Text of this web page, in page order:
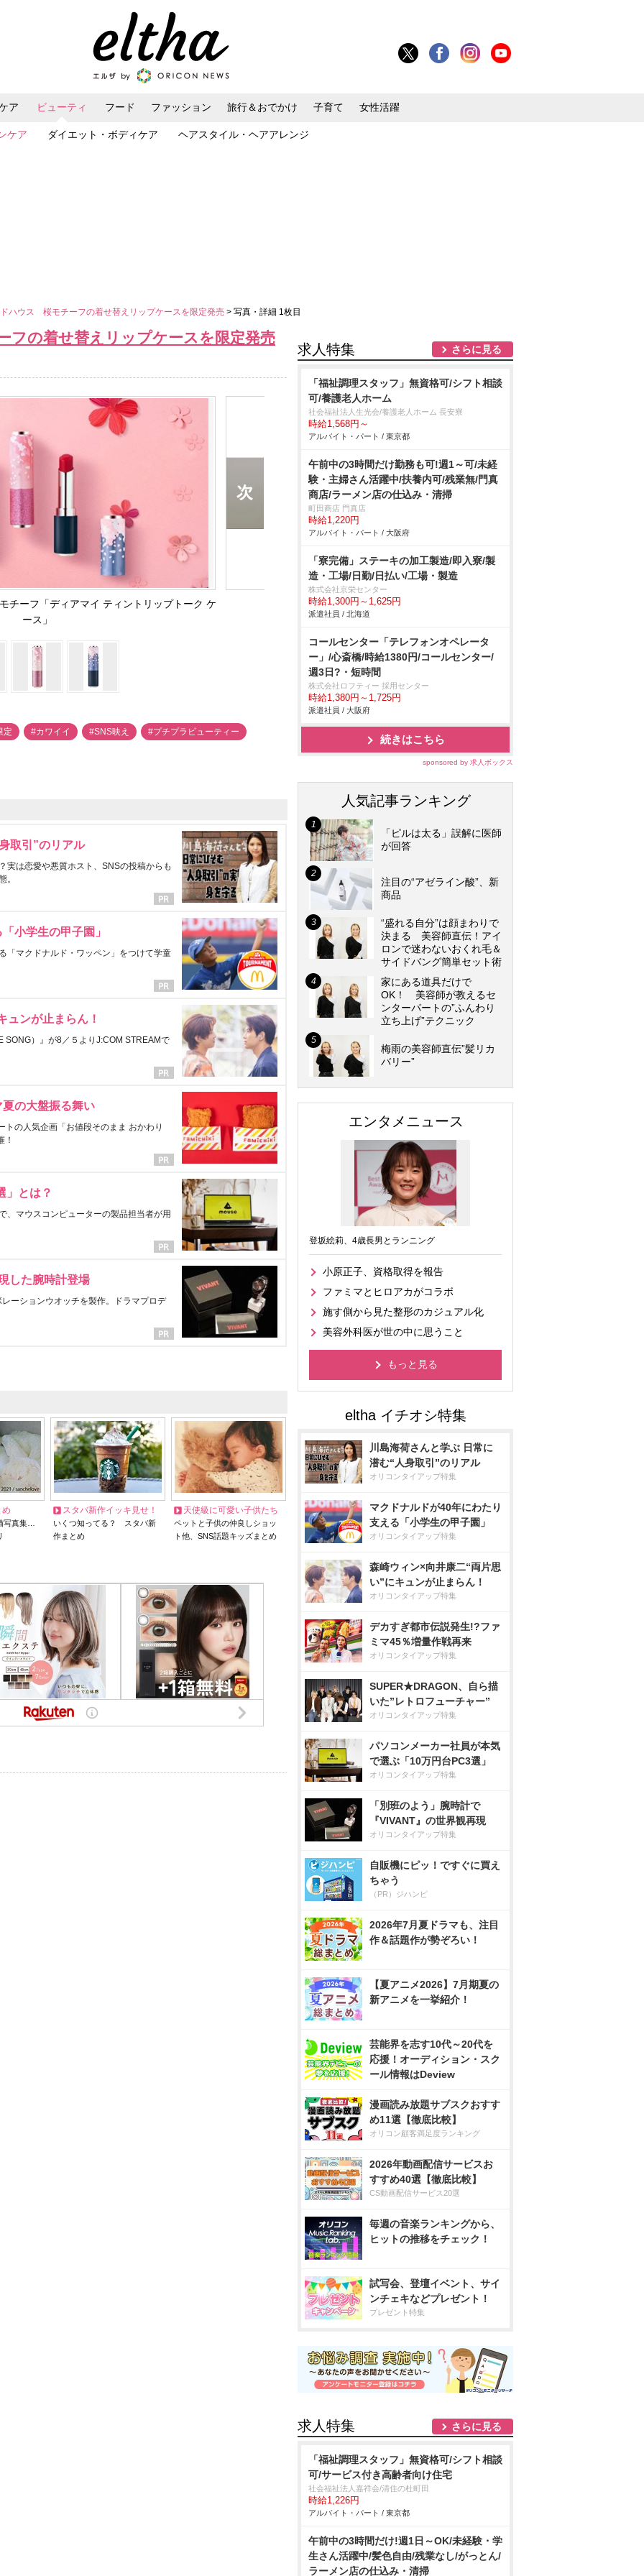
ア ビューティ
ケア ダイエット・ボディケア ヘアスタイル・ヘアアレンジ
フード ファッション 旅行＆おでかけ 子育て 女性活躍
ハウス 桜モチーフの着せ替えリップケースを限定発売 > 写真・詳細 1枚目
の着せ替えリップケースを限定発売
チーフ「ディアマイ ティントリップトーク ケ
ース」
定 #カワイイ #SNS映え #プチプラビューティー
取引”のリアル
実は恋愛や悪質ホスト、SNSの投稿からも
。
小学生の甲子園」
「マクドナルド・ワッペン」をつけて学童
ュンが止まらん！
SONG）』が8／５よりJ:COM STREAMで
の大盤振る舞い
の人気企画「お値段そのまま おかわり
！
」とは？
、マウスコンピューターの製品担当者が用
した腕時計登場
ーションウオッチを製作。ドラマプロデ
め
写真集…
スタバ新作イッキ見せ！
いくつ知ってる？ スタバ新
作まとめ
天使級に可愛い子供たち
ペットと子供の仲良しショッ
ト他、SNS話題キッズまとめ
求人特集 さらに見る
「福祉調理スタッフ」無資格可/シフト相談
可/養護老人ホーム
社会福祉法人生光会/養護老人ホーム 長安寮
時給1,568円～
アルバイト・パート / 東京都
午前中の3時間だけ勤務も可!週1～可/未経
験・主婦さん活躍中/扶養内可/残業無/門真
商店/ラーメン店の仕込み・清掃
町田商店 門真店
時給1,220円
アルバイト・パート / 大阪府
「寮完備」ステーキの加工製造/即入寮/製
造・工場/日勤/日払い/工場・製造
株式会社京栄センター
時給1,300円～1,625円
派遣社員 / 北海道
コールセンター「テレフォンオペレータ
ー」/心斎橋/時給1380円/コールセンター/
週3日?・短時間
株式会社ロフティー 採用センター
時給1,380円～1,725円
派遣社員 / 大阪府
続きはこちら
sponsored by 求人ボックス
人気記事ランキング
「ピルは太る」誤解に医師
が回答
注目の“アゼライン酸”、新
商品
“盛れる自分”は顔まわりで
決まる 美容師直伝！アイ
ロンで迷わないおくれ毛＆
サイドバング簡単セット術
家にある道具だけで
OK！ 美容師が教えるセ
ンターパートの”ふんわり
立ち上げ”テクニック
梅雨の美容師直伝”髪リカ
バリー”
エンタメニュース
登坂絵莉、4歳長男とランニング
小原正子、資格取得を報告
ファミマとヒロアカがコラボ
施す側から見た整形のカジュアル化
美容外科医が世の中に思うこと
もっと見る
川島海荷さんと学ぶ 日常に
潜む“人身取引”のリアル
オリコンタイアップ特集
マクドナルドが40年にわたり
支える「小学生の甲子園」
オリコンタイアップ特集
森崎ウィン×向井康二“両片思
い”にキュンが止まらん！
オリコンタイアップ特集
デカすぎ都市伝説発生!?ファ
ミマ45％増量作戦再来
オリコンタイアップ特集
SUPER★DRAGON、自ら描
いた”レトロフューチャー”
オリコンタイアップ特集
パソコンメーカー社員が本気
で選ぶ「10万円台PC3選」
オリコンタイアップ特集
「別班のよう」腕時計で
『VIVANT』の世界観再現
オリコンタイアップ特集
自販機にピッ！ですぐに買え
ちゃう
（PR）ジハンピ
2026年7月夏ドラマも、注目
作＆話題作が勢ぞろい！
【夏アニメ2026】7月期夏の
新アニメを一挙紹介！
芸能界を志す10代～20代を
応援！オーディション・スク
ール情報はDeview
漫画読み放題サブスクおすす
め11選【徹底比較】
オリコン顧客満足度ランキング
2026年動画配信サービスお
すすめ40選【徹底比較】
CS動画配信サービス20選
毎週の音楽ランキングから、
ヒットの推移をチェック！
試写会、登壇イベント、サイ
ンチェキなどプレゼント！
プレゼント特集
求人特集 さらに見る
「福祉調理スタッフ」無資格可/シフト相談
可/サービス付き高齢者向け住宅
社会福祉法人嘉祥会/清住の杜町田
時給1,226円
アルバイト・パート / 東京都
午前中の3時間だけ!週1日～OK/未経験・学
生さん活躍中/髪色自由/残業なし/がっとん/
ラーメン店の仕込み・清掃